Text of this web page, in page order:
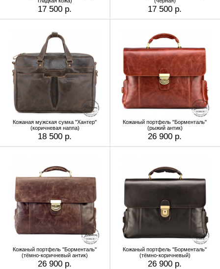
17 500 р. 17 500 р.
Кожаная мужская сумка "Хантер"
(коричневая наппа)
18 500 р.
Кожаный портфель "Борменталь"
(рыжий антик)
26 900 р.
Кожаный портфель "Борменталь"
(тёмно-коричневый антик)
26 900 р.
Кожаный портфель "Борменталь"
(тёмно-коричневый)
26 900 р.